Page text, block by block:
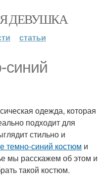
ДЕВУШКА
статьи
синий
одежда, которая
подходит для
стильно и
темно-синий костюм и
мы расскажем об этом и
такой костюм.